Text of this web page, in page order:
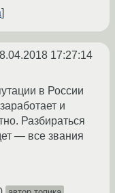
17:27:14
в России
и
Разбираться
— все звания